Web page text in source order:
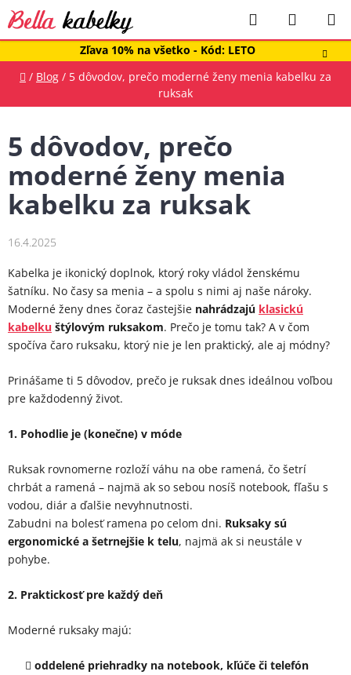
Prejsť
na
obsah
Zľava 10% na všetko - Kód: LETO
Hľadať
KOŠÍK
Domov
/ Blog / 5 dôvodov, prečo moderné ženy menia kabelku za
ruksak
5 dôvodov, prečo
moderné ženy menia
kabelku za ruksak
16.4.2025
Kabelka je ikonický doplnok, ktorý roky vládol ženskému
šatníku. No časy sa menia – a spolu s nimi aj naše nároky.
Moderné ženy dnes čoraz častejšie nahrádzajú klasickú
kabelku štýlovým ruksakom. Prečo je tomu tak? A v čom
spočíva čaro ruksaku, ktorý nie je len praktický, ale aj módny?
Prinášame ti 5 dôvodov, prečo je ruksak dnes ideálnou voľbou
pre každodenný život.
1. Pohodlie je (konečne) v móde
Ruksak rovnomerne rozloží váhu na obe ramená, čo šetrí
chrbát a ramená – najmä ak so sebou nosíš notebook, fľašu s
vodou, diár a ďalšie nevyhnutnosti.
Zabudni na bolesť ramena po celom dni. Ruksaky sú
ergonomické a šetrnejšie k telu, najmä ak si neustále v
pohybe.
2. Praktickosť pre každý deň
Moderné ruksaky majú:
oddelené priehradky na notebook, kľúče či telefón